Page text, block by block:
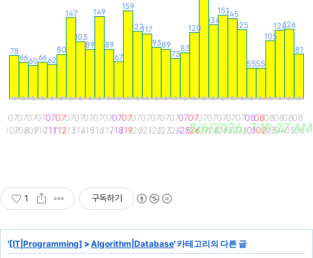
81
126
124
105
55
55
125
145
151
134
120
83
73
89
93
117
122
159
67
89
149
89
103
147
80
62
66
60
66
78
08
/06
08
/05
08
/04
08
/03
08
/02
08
/01
07
/31
07
/30
07
/29
07
/28
07
/27
07
/26
07
/25
07
/24
07
/23
07
/22
07
/21
07
/20
07
/19
07
/18
07
/17
07
/16
07
/15
07
/14
07
/13
07
/12
07
/11
07
/10
07
/09
07
/08
07
/07
8/6/2026, 7:19:27 AM
1 구독하기
'[IT|Programming] >Algorithm|Database' 카테고리의 다른 글